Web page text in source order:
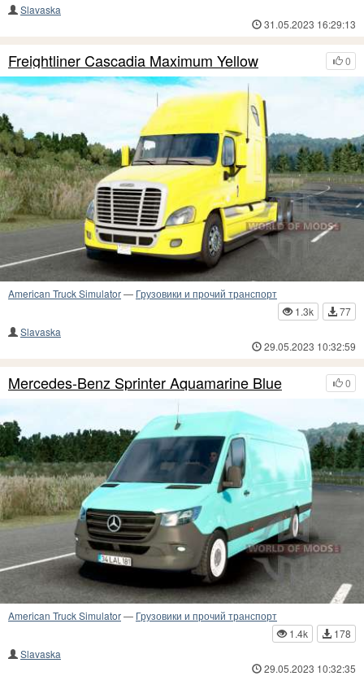
Slavaska
31.05.2023 16:29:13
0
Freightliner Cascadia Maximum Yellow
American Truck Simulator— Грузовики и прочий транспорт
1.3k
77
Slavaska
29.05.2023 10:32:59
0
Mercedes-Benz Sprinter Aquamarine Blue
American Truck Simulator— Грузовики и прочий транспорт
1.4k
178
Slavaska
29.05.2023 10:32:35